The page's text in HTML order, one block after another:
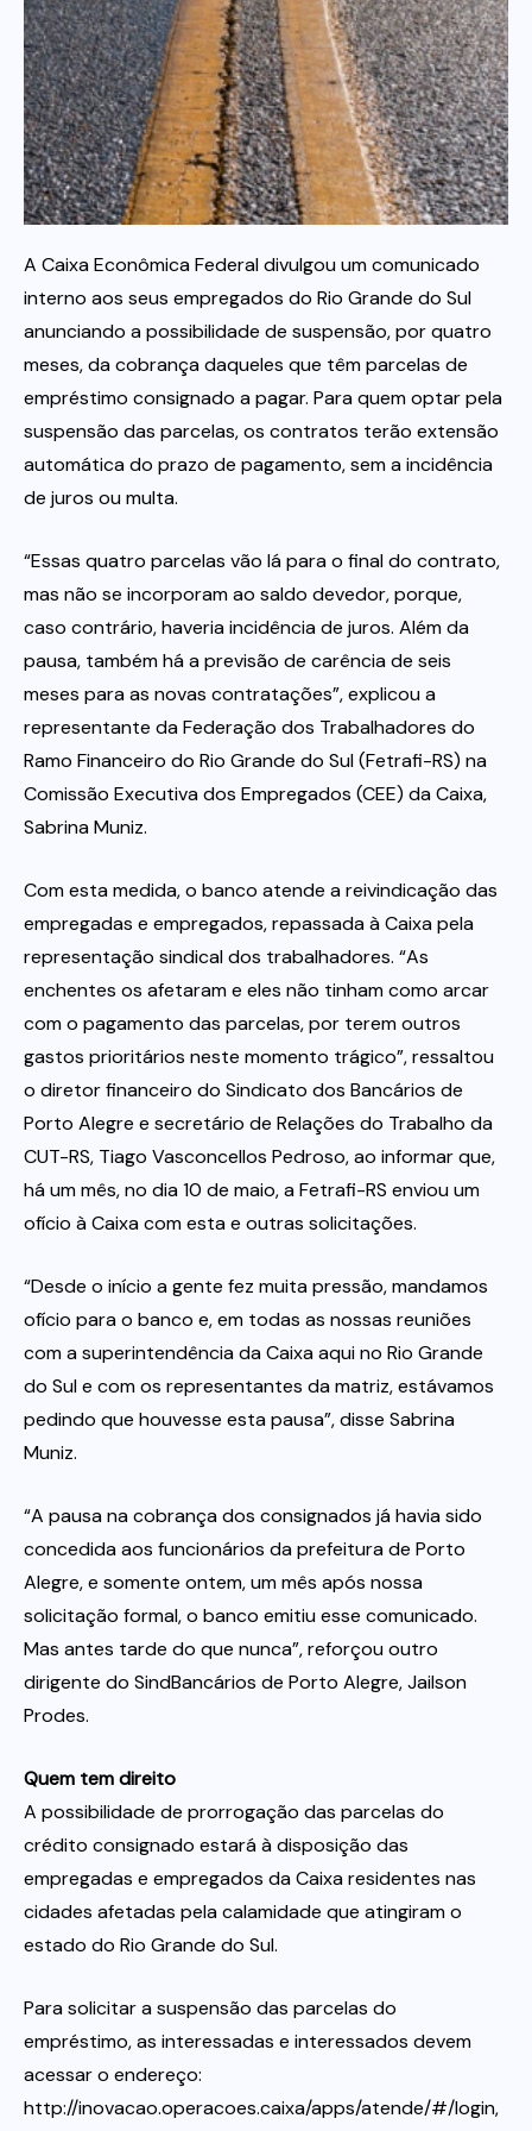
Itau
Financeiras e Cooperativas
A Caixa Econômica Federal divulgou um comunicado
interno aos seus empregados do Rio Grande do Sul
anunciando a possibilidade de suspensão, por quatro
meses, da cobrança daqueles que têm parcelas de
empréstimo consignado a pagar. Para quem optar pela
suspensão das parcelas, os contratos terão extensão
automática do prazo de pagamento, sem a incidência
de juros ou multa.
“Essas quatro parcelas vão lá para o final do contrato,
mas não se incorporam ao saldo devedor, porque,
caso contrário, haveria incidência de juros. Além da
pausa, também há a previsão de carência de seis
meses para as novas contratações”, explicou a
representante da Federação dos Trabalhadores do
Ramo Financeiro do Rio Grande do Sul (Fetrafi-RS) na
Comissão Executiva dos Empregados (CEE) da Caixa,
Sabrina Muniz.
Com esta medida, o banco atende a reivindicação das
empregadas e empregados, repassada à Caixa pela
representação sindical dos trabalhadores. “As
enchentes os afetaram e eles não tinham como arcar
com o pagamento das parcelas, por terem outros
gastos prioritários neste momento trágico”, ressaltou
o diretor financeiro do Sindicato dos Bancários de
Porto Alegre e secretário de Relações do Trabalho da
CUT-RS, Tiago Vasconcellos Pedroso, ao informar que,
há um mês, no dia 10 de maio, a Fetrafi-RS enviou um
ofício à Caixa com esta e outras solicitações.
“Desde o início a gente fez muita pressão, mandamos
ofício para o banco e, em todas as nossas reuniões
com a superintendência da Caixa aqui no Rio Grande
do Sul e com os representantes da matriz, estávamos
pedindo que houvesse esta pausa”, disse Sabrina
Muniz.
“A pausa na cobrança dos consignados já havia sido
concedida aos funcionários da prefeitura de Porto
Alegre, e somente ontem, um mês após nossa
solicitação formal, o banco emitiu esse comunicado.
Mas antes tarde do que nunca”, reforçou outro
dirigente do SindBancários de Porto Alegre, Jailson
Prodes.
Quem tem direito
A possibilidade de prorrogação das parcelas do
crédito consignado estará à disposição das
empregadas e empregados da Caixa residentes nas
cidades afetadas pela calamidade que atingiram o
estado do Rio Grande do Sul.
Para solicitar a suspensão das parcelas do
empréstimo, as interessadas e interessados devem
acessar o endereço:
http://inovacao.operacoes.caixa/apps/atende/#/login,